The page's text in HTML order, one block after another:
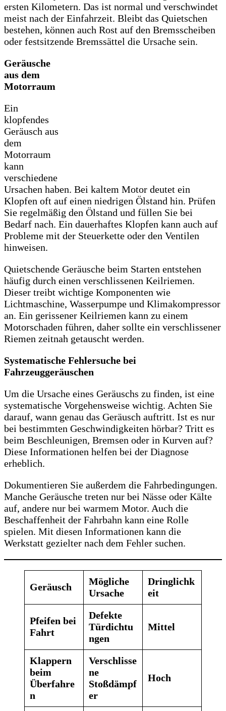
ersten Kilometern. Das ist normal und verschwindet
meist nach der Einfahrzeit. Bleibt das Quietschen
bestehen, können auch Rost auf den Bremsscheiben
oder festsitzende Bremssättel die Ursache sein.
Geräusche
aus dem
Motorraum
Ein
klopfendes
Geräusch aus
dem
Motorraum
kann
verschiedene
Ursachen haben. Bei kaltem Motor deutet ein
Klopfen oft auf einen niedrigen Ölstand hin. Prüfen
Sie regelmäßig den Ölstand und füllen Sie bei
Bedarf nach. Ein dauerhaftes Klopfen kann auch auf
Probleme mit der Steuerkette oder den Ventilen
hinweisen.
Quietschende Geräusche beim Starten entstehen
häufig durch einen verschlissenen Keilriemen.
Dieser treibt wichtige Komponenten wie
Lichtmaschine, Wasserpumpe und Klimakompressor
an. Ein gerissener Keilriemen kann zu einem
Motorschaden führen, daher sollte ein verschlissener
Riemen zeitnah getauscht werden.
Systematische Fehlersuche bei
Fahrzeuggeräuschen
Um die Ursache eines Geräuschs zu finden, ist eine
systematische Vorgehensweise wichtig. Achten Sie
darauf, wann genau das Geräusch auftritt. Ist es nur
bei bestimmten Geschwindigkeiten hörbar? Tritt es
beim Beschleunigen, Bremsen oder in Kurven auf?
Diese Informationen helfen bei der Diagnose
erheblich.
Dokumentieren Sie außerdem die Fahrbedingungen.
Manche Geräusche treten nur bei Nässe oder Kälte
auf, andere nur bei warmem Motor. Auch die
Beschaffenheit der Fahrbahn kann eine Rolle
spielen. Mit diesen Informationen kann die
Werkstatt gezielter nach dem Fehler suchen.
Geräusch
Mögliche
Ursache
Dringlichk
eit
Pfeifen bei
Fahrt
Defekte
Türdichtu
ngen
Mittel
Klappern
beim
Überfahre
n
Verschlisse
ne
Stoßdämpf
er
Hoch